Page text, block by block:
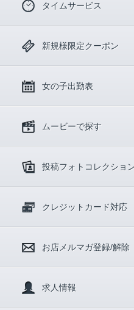
タイムサービス
新規様限定クーポン
女の子出勤表
ムービーで探す
投稿フォトコレクショ
クレジットカード対応
お店メルマガ登録/解除
求人情報